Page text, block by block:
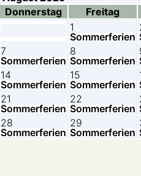
Donnerstag Freitag
1
Sommerferien
7
Sommerferien
8
Sommerferien
14
Sommerferien
15
Sommerferien
21
Sommerferien
22
Sommerferien
28
Sommerferien
29
Sommerferien